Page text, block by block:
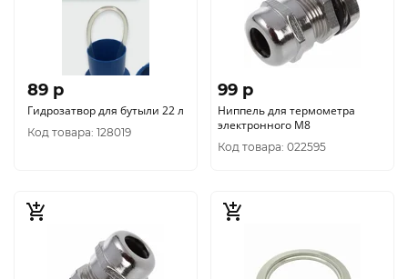
89 p
Гидрозатвор для бутыли 22 л
Код товара: 128019
99 p
Ниппель для термометра
электронного М8
Код товара: 022595